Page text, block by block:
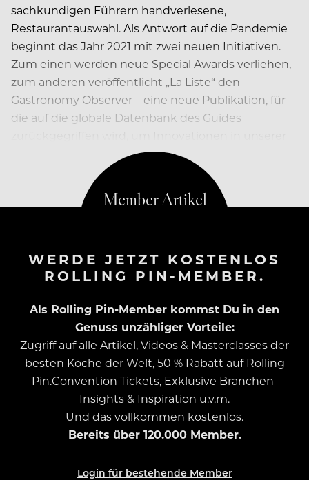
sachkundigen Führern handverlesene,
Restaurantauswahl. Als Antwort auf die Pandemie
beginnt das Jahr 2021 mit zwei neuen Initiativen.
Zum einen werden neue Special Awards verliehen,
zum anderen veröffentlicht „La Liste“ den
Gastronomy Observer – eine neue Publikation, für
die auf die globale Datenbank des Guides
Esskultur zu entdecken.
WERDE JETZT KOSTENLOS
ROLLING PIN-MEMBER.
Als Rolling Pin-Member kommst Du in den
Genuss unzähliger Vorteile:
Zugriff auf alle Artikel, Videos & Masterclasses der
besten Köche der Welt, 50 % Rabatt auf Rolling
Pin.Convention Tickets, Exklusive Branchen-
Insights & Inspiration u.v.m.
Und das vollkommen kostenlos.
Bereits über 120.000 Member.
Login für bestehende Member